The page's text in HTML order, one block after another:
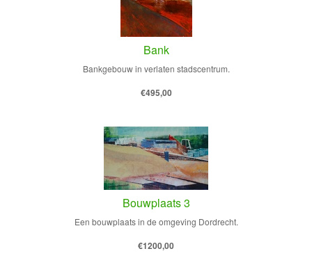
Bank
Bankgebouw in verlaten stadscentrum.
€495,00
Bouwplaats 3
Een bouwplaats in de omgeving Dordrecht.
€1200,00